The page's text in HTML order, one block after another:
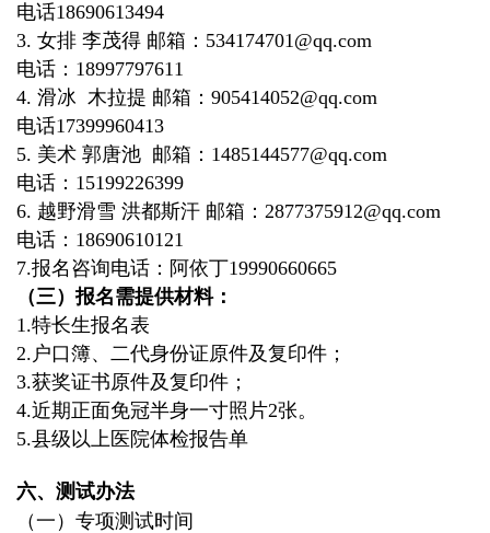
电话18690613494
3. 女排 李茂得 邮箱： 534174701@qq.com
电话： 18997797611
4. 滑冰 木拉提 邮箱： 905414052@qq.com
电话17399960413
5. 美术 郭唐池 邮箱： 1485144577@qq.com
电话： 15199226399
6. 越野滑雪 洪都斯汗 邮箱： 2877375912@qq.com
电话： 18690610121
7.报名咨询电话：阿依丁19990660665
（三）报名需提供材料：
1.特长生报名表
2. 户口簿、二代身份证原件及复印件；
3.获奖证书原件及复印件；
4.近期正面免冠半身一寸照片2张。
5.县级以上医院体检报告单
六、测试办法
（一 ） 专项测试时间